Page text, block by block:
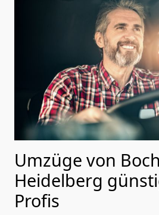
Umzüge von
Heidelberg
Profis